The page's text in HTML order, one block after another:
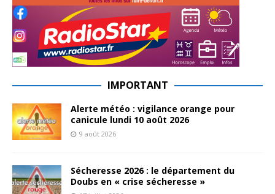
IMPORTANT
Alerte météo : vigilance orange pour
canicule lundi 10 août 2026
9 août 2026
Sécheresse 2026 : le département du
Doubs en « crise sécheresse »